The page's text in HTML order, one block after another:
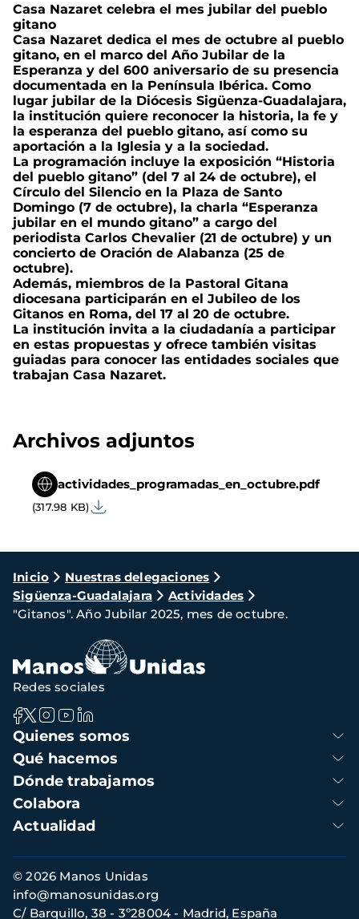
Casa Nazaret celebra el mes jubilar del pueblo
gitano
Casa Nazaret dedica el mes de octubre al pueblo
gitano, en el marco del Año Jubilar de la
Esperanza y del 600 aniversario de su presencia
documentada en la Península Ibérica. Como
lugar jubilar de la Diócesis Sigüenza-Guadalajara,
la institución quiere reconocer la historia, la fe y
la esperanza del pueblo gitano, así como su
aportación a la Iglesia y a la sociedad.
La programación incluye la exposición “Historia
del pueblo gitano” (del 7 al 24 de octubre), el
Círculo del Silencio en la Plaza de Santo
Domingo (7 de octubre), la charla “Esperanza
jubilar en el mundo gitano” a cargo del
periodista Carlos Chevalier (21 de octubre) y un
concierto de Oración de Alabanza (25 de
octubre).
Además, miembros de la Pastoral Gitana
diocesana participarán en el Jubileo de los
Gitanos en Roma, del 17 al 20 de octubre.
La institución invita a la ciudadanía a participar
en estas propuestas y ofrece también visitas
guiadas para conocer las entidades sociales que
trabajan Casa Nazaret.
Archivos adjuntos
actividades_programadas_en_octubre.pdf
(317.98 KB)
Ruta
de
navegación
Inicio
Nuestras delegaciones
Sigüenza-Guadalajara
Actividades
"Gitanos". Año Jubilar 2025, mes de octubre.
Navegación
principal
Quienes somos
Qué hacemos
Dónde trabajamos
Colabora
Actualidad
Redes sociales
Información
de
contacto
© 2026 Manos Unidas
C/ Barquillo, 38 - 3º28004 - Madrid, España
info@manosunidas.org